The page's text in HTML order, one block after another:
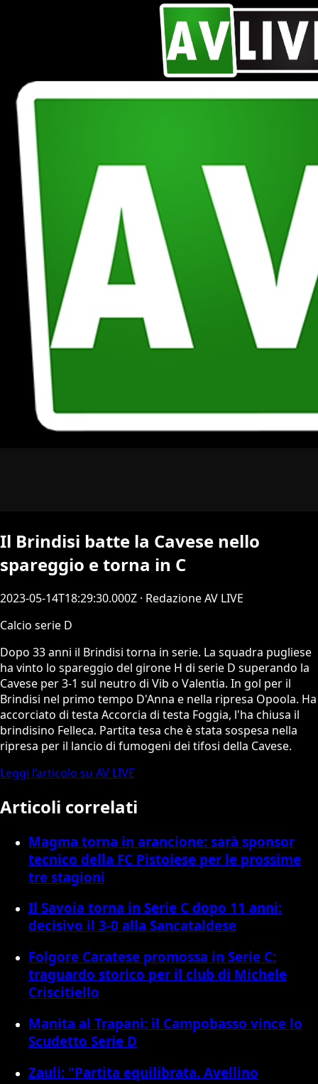
Il Brindisi batte la Cavese nello
spareggio e torna in C
2023-05-14T18:29:30.000Z · Redazione AV LIVE
Calcio serie D
Dopo 33 anni il Brindisi torna in serie. La squadra pugliese
ha vinto lo spareggio del girone H di serie D superando la
Cavese per 3-1 sul neutro di Vib o Valentia. In gol per il
Brindisi nel primo tempo D'Anna e nella ripresa Opoola. Ha
accorciato di testa Accorcia di testa Foggia, l'ha chiusa il
brindisino Felleca. Partita tesa che è stata sospesa nella
ripresa per il lancio di fumogeni dei tifosi della Cavese.
Leggi l’articolo su AV LIVE
Articoli correlati
Magma torna in arancione: sarà sponsor
tecnico della FC Pistoiese per le prossime
tre stagioni
Il Savoia torna in Serie C dopo 11 anni:
decisivo il 3-0 alla Sancataldese
Folgore Caratese promossa in Serie C:
traguardo storico per il club di Michele
Criscitiello
Manita al Trapani: il Campobasso vince lo
Scudetto Serie D
Zauli: "Partita equilibrata. Avellino